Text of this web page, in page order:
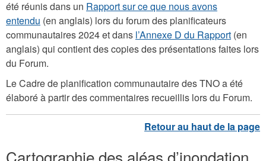
été réunis dans un Rapport sur ce que nous avons
entendu (en anglais) lors du forum des planificateurs
communautaires 2024 et dans l’Annexe D du Rapport (en
anglais) qui contient des copies des présentations faites lors
du Forum.
Le Cadre de planification communautaire des TNO a été
élaboré à partir des commentaires recueillis lors du Forum.
Cartographie des aléas d’inondation